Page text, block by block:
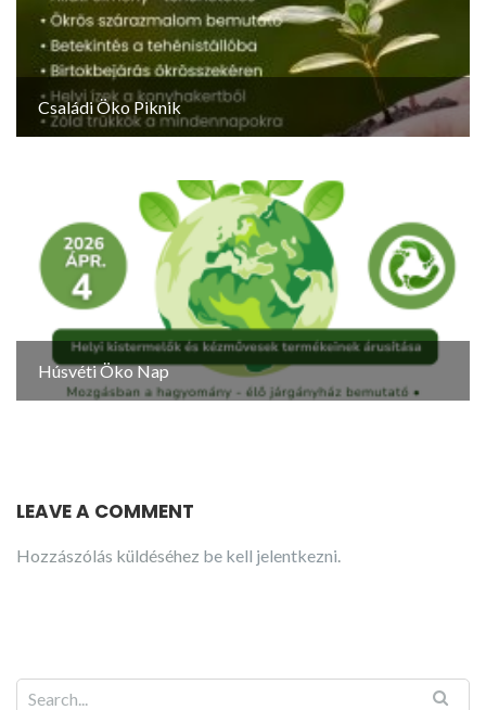
Családi Öko Piknik
Húsvéti Öko Nap
LEAVE A COMMENT
Hozzászólás küldéséhez be kell jelentkezni.